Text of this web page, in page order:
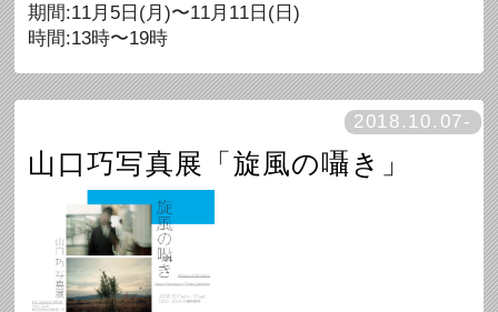
期間:11月5日(月)〜11月11日(日)
時間:13時〜19時
2018.10.07-
山口巧写真展「旋風の囁き」